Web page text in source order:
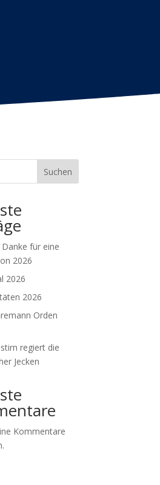
Suchen
für eine
2026
2026
2026
Orden
regiert die
Jecken
Kommentare